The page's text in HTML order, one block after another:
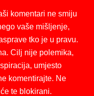
komentari ne smiju
vaše mišljenje,
tko je u pravu.
Cilj nije polemika,
umjesto
komentirajte. Ne
te blokirani.